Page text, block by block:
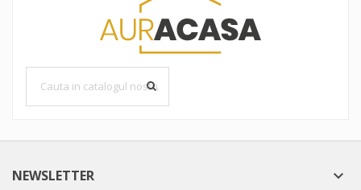
NEWSLETTER 